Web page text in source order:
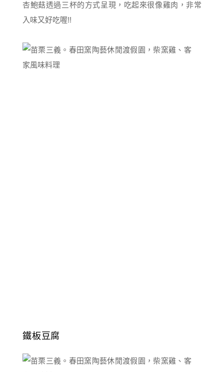
杏鮑菇透過三杯的方式呈現，吃起來很像雞肉，非常
入味又好吃喔!!
鐵板豆腐